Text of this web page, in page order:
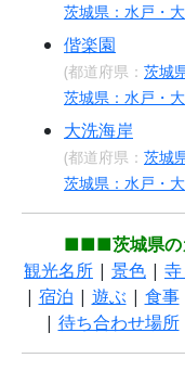
茨城県：水戸・
偕楽園
(都道府県： 茨城
茨城県：水戸・
大洗海岸
(都道府県： 茨城
茨城県：水戸・
■■■茨城県の
観光名所 | 景色 |
| 宿泊 | 遊ぶ| 食事
| 待ち合わせ場所